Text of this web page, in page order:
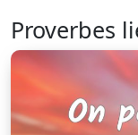
Proverbes